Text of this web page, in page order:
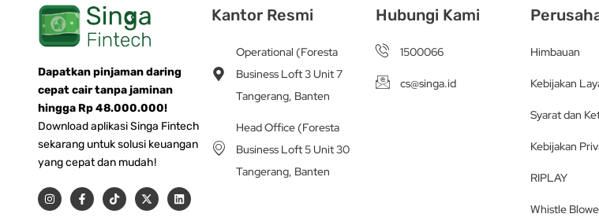
Dapatkan pinjaman daring
cepat cair tanpa jaminan
hingga Rp 48.000.000!
Download aplikasi Singa Fintech
sekarang untuk solusi keuangan
yang cepat dan mudah!
I
n
s
F
a
c
T
i
k
X
-
t
L
i
n
Kantor Resmi
Operational (Foresta
Business Loft 3 Unit 7
Tangerang, Banten
Head Office (Foresta
Business Loft 5 Unit 30
Tangerang, Banten
Hubungi Kami
1500066
cs@singa.id
Himbauan
Kebijakan
Syarat dan
Kebijakan
RIPLAY
Whistle